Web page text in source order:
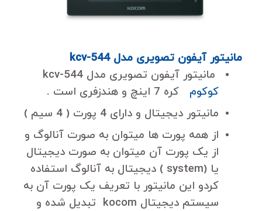
مانیتور آیفون تصویری مدل kcv-544
مانیتور آیفون تصویری مدل kcv-544
کوکوم کره 7 اینچ و هندزفری است .
مانیتور دیجیتال و دارای 4 پورت ( 4 سیم )
از همه پورت ها میتوان به صورت آنالوگ و
از یک پورت آن میتوان به صورت دیجیتال
یا (system ) دیجیتال به آنالوگ استفاده
کردو این مانیتور با تعریف یک پورت آن به
سیستم دیجیتال kocom تبدیل شده و